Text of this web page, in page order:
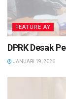
FEATURE AY
DPRK Desak
JANUARI 19, 2026